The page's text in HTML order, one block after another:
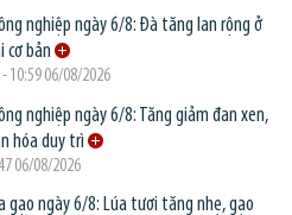
nghiệp ngày 6/8: Đà tăng lan rộng ở
bản
- 10:59 06/08/2026
nghiệp ngày 6/8: Tăng giảm đan xen,
hóa duy trì
06/08/2026
gạo ngày 6/8: Lúa tươi tăng nhẹ, gạo